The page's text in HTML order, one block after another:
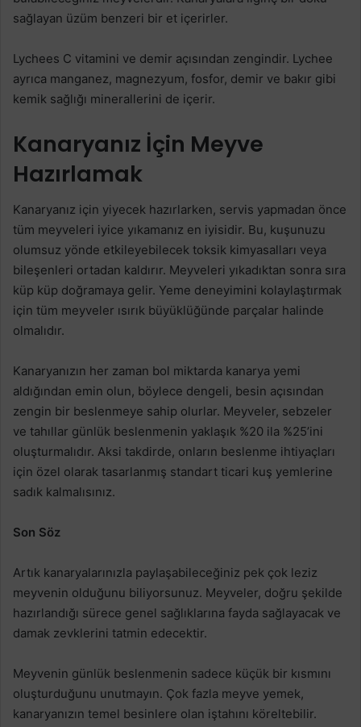
sağlayan üzüm benzeri bir et içerirler.
Lychees C vitamini ve demir açısından zengindir. Lychee
ayrıca manganez, magnezyum, fosfor, demir ve bakır gibi
kemik sağlığı minerallerini de içerir.
Kanaryanız İçin Meyve
Hazırlamak
Kanaryanız için yiyecek hazırlarken, servis yapmadan önce
tüm meyveleri iyice yıkamanız en iyisidir. Bu, kuşunuzu
olumsuz yönde etkileyebilecek toksik kimyasalları veya
bileşenleri ortadan kaldırır. Meyveleri yıkadıktan sonra sıra
küp küp doğramaya gelir. Yeme deneyimini kolaylaştırmak
için tüm meyveler ısırık büyüklüğünde parçalar halinde
olmalıdır.
Kanaryanızın her zaman bol miktarda kanarya yemi
aldığından emin olun, böylece dengeli, besin açısından
zengin bir beslenmeye sahip olurlar. Meyveler, sebzeler
ve tahıllar günlük beslenmenin yaklaşık %20 ila %25’ini
oluşturmalıdır. Aksi takdirde, onların beslenme ihtiyaçları
için özel olarak tasarlanmış standart ticari kuş yemlerine
sadık kalmalısınız.
Son Söz
Artık kanaryalarınızla paylaşabileceğiniz pek çok leziz
meyvenin olduğunu biliyorsunuz. Meyveler, doğru şekilde
hazırlandığı sürece genel sağlıklarına fayda sağlayacak ve
damak zevklerini tatmin edecektir.
Meyvenin günlük beslenmenin sadece küçük bir kısmını
oluşturduğunu unutmayın. Çok fazla meyve yemek,
kanaryanızın temel besinlere olan iştahını köreltebilir.